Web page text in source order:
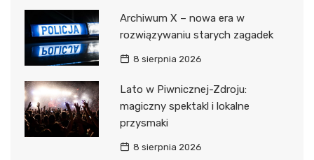
Archiwum X – nowa era w
rozwiązywaniu starych zagadek
8 sierpnia 2026
Lato w Piwnicznej-Zdroju:
magiczny spektakl i lokalne
przysmaki
8 sierpnia 2026